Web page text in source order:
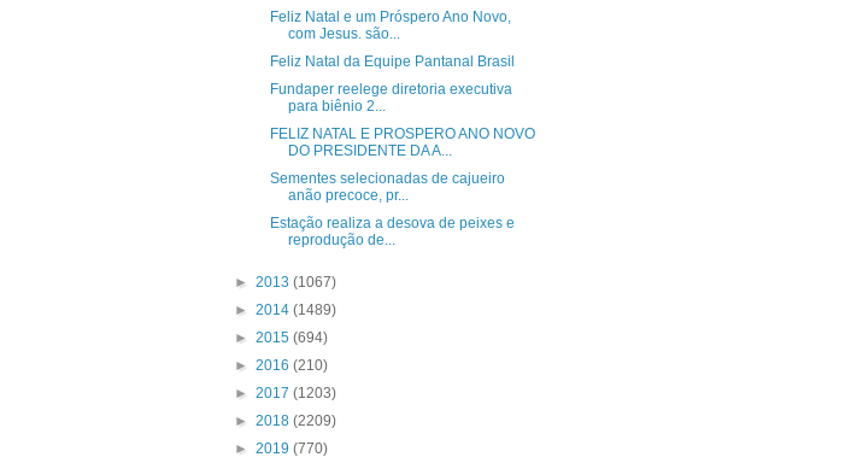
Feliz Natal e um Próspero Ano Novo,
com Jesus. são...
Feliz Natal da Equipe Pantanal Brasil
Fundaper reelege diretoria executiva
para biênio 2...
FELIZ NATAL E PROSPERO ANO NOVO
DO PRESIDENTE DA A...
Sementes selecionadas de cajueiro
anão precoce, pr...
Estação realiza a desova de peixes e
reprodução de...
► 2013 (1067)
► 2014 (1489)
► 2015 (694)
► 2016 (210)
► 2017 (1203)
► 2018 (2209)
► 2019 (770)